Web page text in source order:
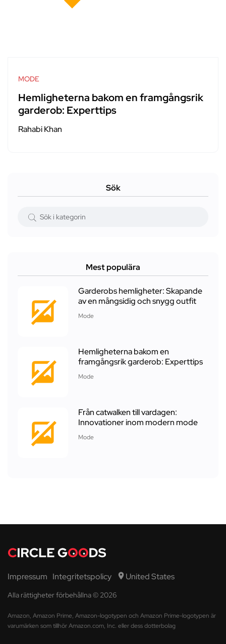
MODE
Hemligheterna bakom en framgångsrik
garderob: Experttips
Rahabi Khan
Sök
Mest populära
Garderobs hemligheter: Skapande
av en mångsidig och snygg outfit
Mode
Hemligheterna bakom en
framgångsrik garderob: Experttips
Mode
Från catwalken till vardagen:
Innovationer inom modern mode
Mode
Impressum Integritetspolicy United States
Alla rättigheter förbehållna © 2026
Amazon, Amazon Prime, Amazon-logotypen och Amazon Prime-logotypen är
varumärken som tillhör Amazon.com, Inc. eller dess dotterbolag